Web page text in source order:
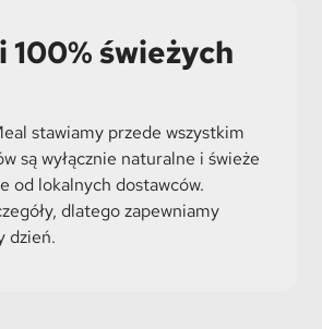
świeżych
stawiamy przede wszystkim
są wyłącznie naturalne i świeże
od lokalnych dostawców.
dlatego zapewniamy
dzień.